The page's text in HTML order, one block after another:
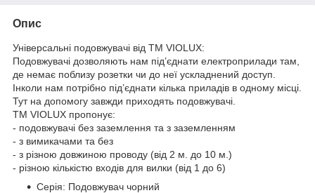
Опис
Універсальні подовжувачі від ТМ VIOLUX:
Подовжувачі дозволяють нам під’єднати електроприлади там,
де немає поблизу розетки чи до неї ускладнений доступ.
Інколи нам потрібно під’єднати кілька приладів в одному місці.
Тут на допомогу завжди приходять подовжувачі.
ТМ VIOLUX пропонує:
- подовжувачі без заземлення та з заземленням
- з вимикачами та без
- з різною довжиною проводу (від 2 м. до 10 м.)
- різною кількістю входів для вилки (від 1 до 6)
Серія: Подовжувач чорний